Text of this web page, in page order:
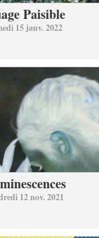
Paisible
15 janv. 2022
12 nov. 2021